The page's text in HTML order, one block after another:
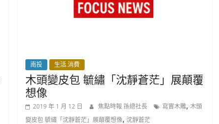
南投 生活.消費
木頭變皮包 毓繡「沈靜蒼茫」展顛覆
想像
2019 年 1 月 12 日 焦點時報 孫總社長 寫實木雕,木頭
變皮包 毓繡「沈靜蒼茫」展顛覆想像, 沈靜蒼茫